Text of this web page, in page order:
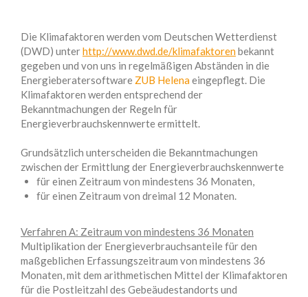
Die Klimafaktoren werden vom Deutschen Wetterdienst
(DWD) unterhttp://www.dwd.de/klimafaktorenbekannt
gegeben und von uns in regelmäßigen Abständen in die
Energieberatersoftware ZUB Helenaeingepflegt. Die
Klimafaktoren werden entsprechend der
Bekanntmachungen der Regeln für
Energieverbrauchskennwerte ermittelt.
Grundsätzlich unterscheiden die Bekanntmachungen
zwischen der Ermittlung der Energieverbrauchskennwerte
für einen Zeitraum von mindestens 36 Monaten,
für einen Zeitraum von dreimal 12 Monaten.
Verfahren A: Zeitraum von mindestens 36 Monaten
Multiplikation der Energieverbrauchsanteile für den
maßgeblichen Erfassungszeitraum von mindestens 36
Monaten, mit dem arithmetischen Mittel der Klimafaktoren
für die Postleitzahl des Gebeäudestandorts und